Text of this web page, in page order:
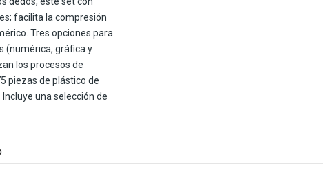
facilita la compresión
Tres opciones para
(numérica, gráfica y
los procesos de
piezas de plástico de
una selección de